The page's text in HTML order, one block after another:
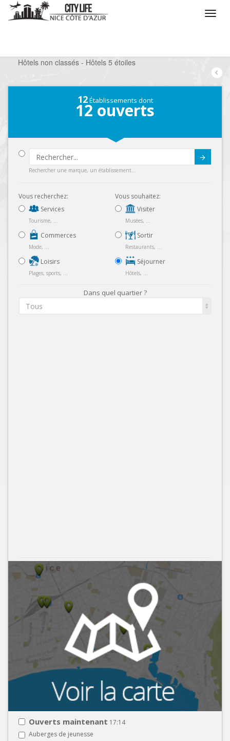
Hôtels non classés - Hôtels 5 étoiles
12Établissements dont
12 ouverts
Rechercher une marque, un établissement...
Vous recherchez:
Services
Tourisme, ...
Commerces
Mode, ...
Loisirs
Plages, sports, ...
Vous souhaitez:
Visiter
Musées, ...
Sortir
Restaurants, ...
Séjourner
Hôtels, ...
Dans quel quartier ?
Tous
Ouverts maintenant 17:14
Auberges de jeunesse